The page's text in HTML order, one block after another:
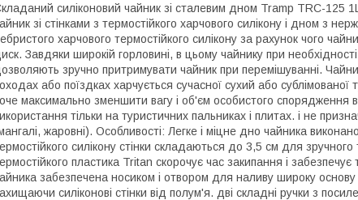
силіконовий чайник зі сталевим дном Tramp TRC-125
зі стінками з термостійкого харчового силікону і дном з
харчового термостійкого силікону за рахунок чого
Завдяки широкій горловині, в цьому чайнику при
зручно притримувати чайник при перемішуванні.
або поїздках харчується сучасної сухий або
максимально зменшити вагу і об'єм особистого
тільки на туристичних пальниках і плитах. і не
жаровні). Особливості: Легке і міцне дно чайника
силікону стінки складаються до 3,5 см для
пластика Tritan скорочує час закипання і
забезпечена носиком і отвором для наливу широку
силіконові стінки від полум'я. дві складні ручки з